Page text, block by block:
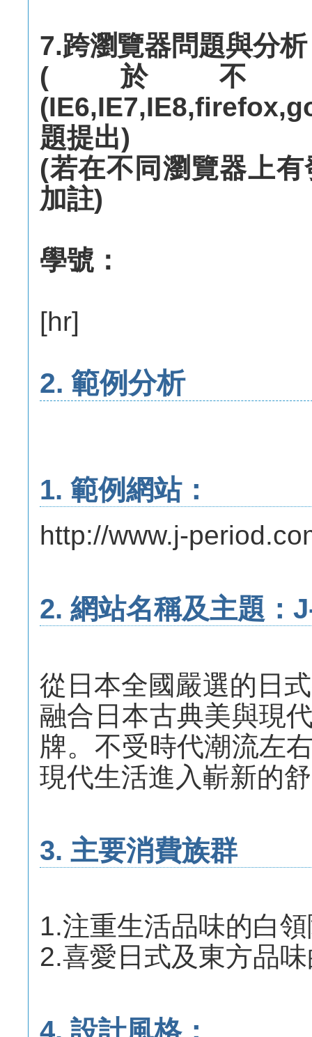
7.跨瀏覽器問題與分析
(於不
題提出)
(若在不同瀏覽器上
加註)
學號：
[hr]
2. 範例分析
1. 範例網站：
http://www.j-
2. 網站名稱及主題：
從日本全國嚴選的日
融合日本古典美與現
牌。不受時代潮流左
現代生活進入嶄新的
3. 主要消費族群
1.注重生活品味的白
2.喜愛日式及東方品